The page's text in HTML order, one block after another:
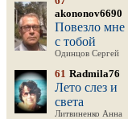
akononov6690
Повезло мне
с тобой
Одинцов Сергей
61 Radmila76
Лето слез и
света
Литвиненко Анна